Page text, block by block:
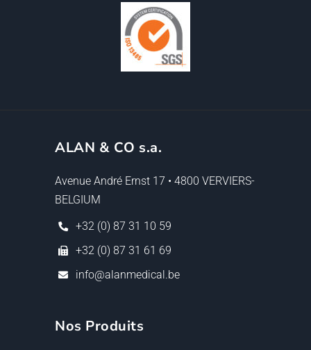
ALAN & CO s.a.
Avenue André Ernst 17 • 4800 VERVIERS-
BELGIUM
+32 (0) 87 31 10 59
+32 (0) 87 31 61 69
info@alanmedical.be
Nos Produits